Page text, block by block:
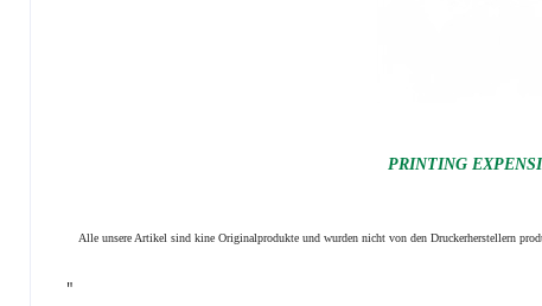
PRINTING
Alle unsere Artikel sind kine Originalprodukte und wurden nicht von den Druckerherstellern
"